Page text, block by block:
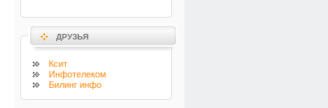
ДРУЗЬЯ
Ксит
Инфотелеком
Билинг инфо